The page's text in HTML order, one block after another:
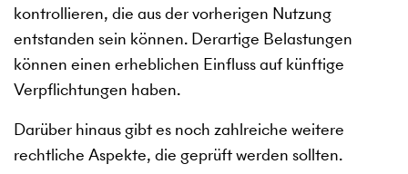
kontrollieren, die aus der vorherigen Nutzung
entstanden sein können. Derartige Belastungen
können einen erheblichen Einfluss auf künftige
Verpflichtungen haben.
Darüber hinaus gibt es noch zahlreiche weitere
rechtliche Aspekte, die geprüft werden sollten.